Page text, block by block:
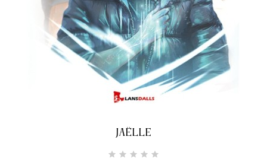
JAËLLE